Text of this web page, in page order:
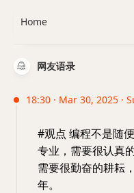
网友语录
18:30 · Mar 30, 2025 ·
#观点 编程不是随
专业，需要很认真
需要很勤奋的耕耘
年。
Home